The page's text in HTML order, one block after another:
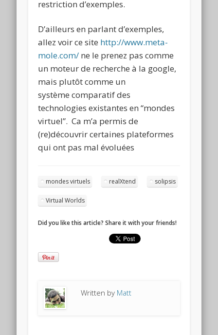
restriction d’exemples.
D’ailleurs en parlant d’exemples,
allez voir ce site http://www.meta-
mole.com/ ne le prenez pas comme
un moteur de recherche à la google,
mais plutôt comme un
système comparatif des
technologies existantes en “mondes
virtuel”. Ca m’a permis de
(re)découvrir certaines plateformes
qui ont pas mal évoluées
mondes virtuels realXtend solipsis
Virtual Worlds
Did you like this article? Share it with your friends!
Written by Matt